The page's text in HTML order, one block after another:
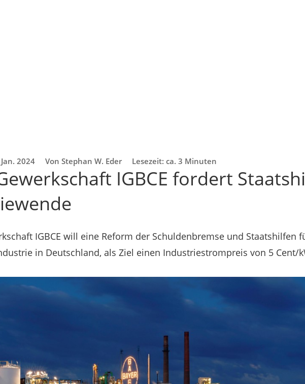
2024 Von Stephan W. Eder Lesezeit: ca. 3 Minuten
IGBCE fordert
IGBCE will eine Reform der Schuldenbremse und Staatshilfen
in Deutschland, als Ziel einen Industriestrompreis von 5 Cent/